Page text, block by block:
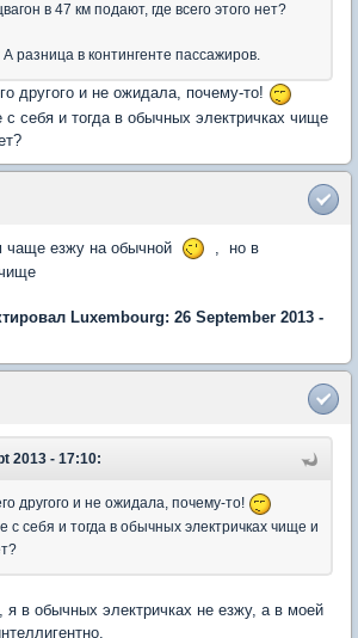
в 47 км подают, где всего этого нет?
разница в контингенте пассажиров.
другого и не ожидала, почему-то!
себя и тогда в обычных электричках чище
чаще езжу на обычной
, но в
Luxembourg: 26 September 2013 -
2013 - 17:10:
другого и не ожидала, почему-то!
с себя и тогда в обычных электричках чище и
я в обычных электричках не езжу, а в моей